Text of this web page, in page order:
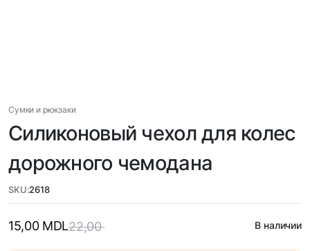
Сумки и рюкзаки
Силиконовый чехол для колес
дорожного чемодана
SKU:2618
22,00
15,00 MDL В наличии